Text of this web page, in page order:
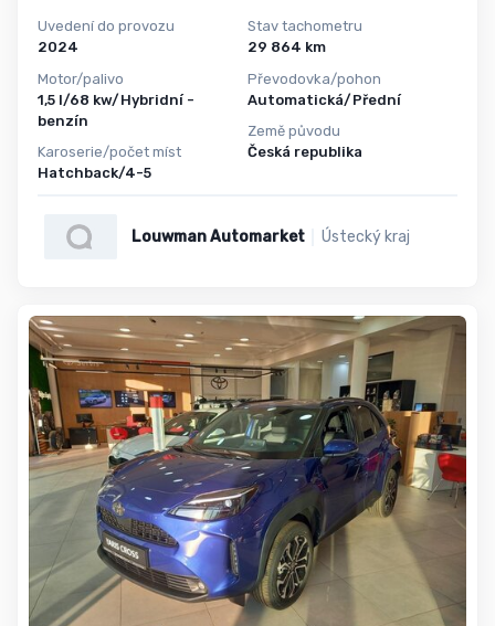
Uvedení do provozu
2024
Motor/palivo
1,5 l/68 kw/Hybridní -
benzín
Karoserie/počet míst
Hatchback/4-5
Stav tachometru
29 864 km
Převodovka/pohon
Automatická/Přední
Země původu
Česká republika
Louwman Automarket Ústecký kraj